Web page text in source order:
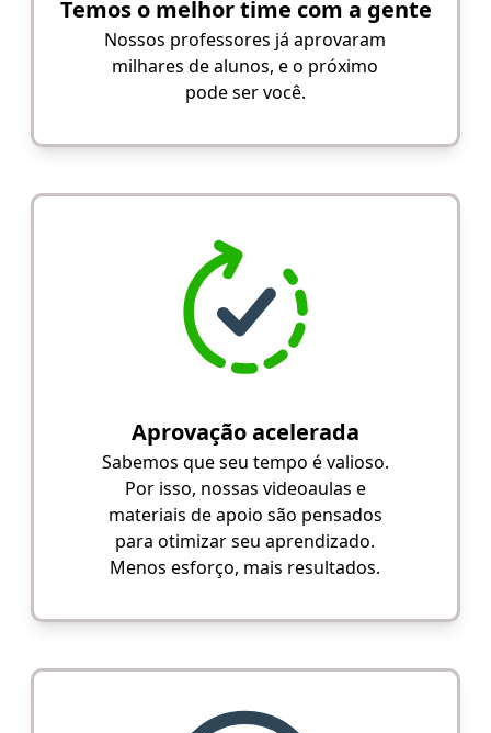
Temos o melhor time com a gente
Nossos professores já aprovaram
milhares de alunos, e o próximo
pode ser você.
Aprovação acelerada
Sabemos que seu tempo é valioso.
Por isso, nossas videoaulas e
materiais de apoio são pensados
para otimizar seu aprendizado.
Menos esforço, mais resultados.